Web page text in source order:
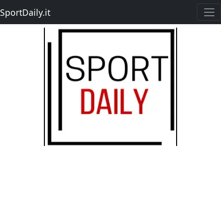
SportDaily.it